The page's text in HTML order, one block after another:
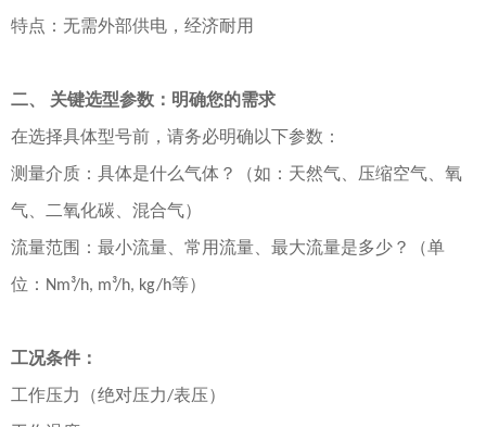
特点 ：无需外部供电，经济耐用
二、
关键选型参数：明确您的需求
在选择具体型号前，请务必明确以下参数：
测量介质 ：具体是什么气体？（如：天然气、压缩空气、氧
气、二氧化碳、混合气）
流量范围 ： 最小流量、常用流量、最大流量是多少？（单
位： Nm³/h, m³/h, kg/h等）
工况条件：
工作压力（绝对压力/表压）